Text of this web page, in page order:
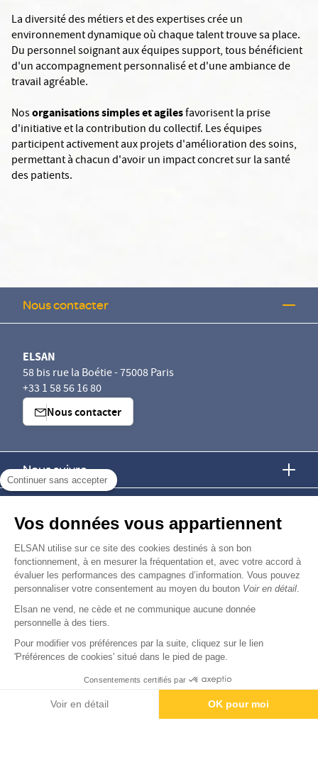
Continuer sans accepter
Vos données vous appartiennent
ELSAN utilise sur ce site des cookies destinés à son bon
fonctionnement, à en mesurer la fréquentation et, avec votre accord à
évaluer les performances des campagnes d’information. Vous pouvez
personnaliser votre consentement au moyen du bouton Voir en détail
Elsan ne vend, ne cède et ne communique aucune donnée
personnelle à des tiers.
Pour modifier vos préférences par la suite, cliquez sur le lien
'Préférences de cookies' situé dans le pied de page.
Consentements certifiés par
Voir en détail OK pour moi
La diversité des métiers et des expertises crée un
environnement dynamique où chaque talent trouve sa place.
Du personnel soignant aux équipes support, tous bénéficient
d'un accompagnement personnalisé et d'une ambiance de
travail agréable.
Nosorganisations simples et agilesfavorisent la prise
d'initiative et la contribution du collectif. Les équipes
participent activement aux projets d'amélioration des soins,
permettant à chacun d'avoir un impact concret sur la santé
des patients.
Nous contacter
ELSAN
58 bis rue la Boétie - 75008 Paris
+33 1 58 56 16 80
Nous contacter
Nous suivre
Nous rejoindre
Devenir fournisseur
© Copyright 2026 Elsan
Mentions Légales-Données personnelles
Agence digitale : VOID